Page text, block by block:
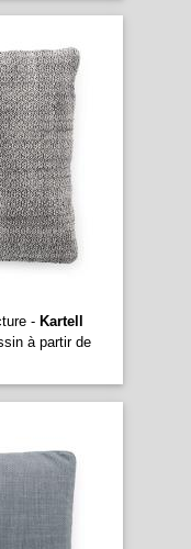
- Kartell
à partir de